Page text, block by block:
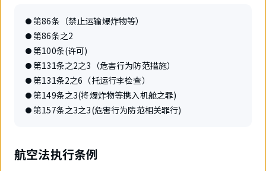
第86条（禁止运输爆炸物等）
第86条之2
第100条(许可)
第131条之2之3（危害行为防范措施）
第131条2之6（托运行李检查）
第149条之3(将爆炸物等携入机舱之罪)
第157条之3之3(危害行为防范相关罪行)
航空法执行条例